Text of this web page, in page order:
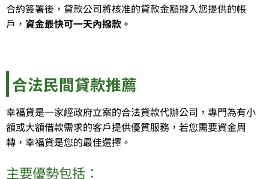
合約簽署後，貸款公司將核准的貸款金額撥入您提供的帳
戶， 資金最快可一天內撥款。
合法民間貸款推薦
幸福貸是一家經政府立案的合法貸款代辦公司，專門為有小
額或大額借款需求的客戶提供優質服務，若您需要資金周
轉，幸福貸是您的最佳選擇。
主要優勢包括：